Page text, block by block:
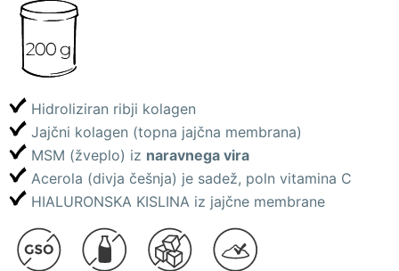
Hidroliziran ribji kolagen
Jajčni kolagen (topna jajčna membrana)
MSM (žveplo) iz naravnega vira
Acerola (divja češnja) je sadež, poln vitamina C
HIALURONSKA KISLINA iz jajčne membrane